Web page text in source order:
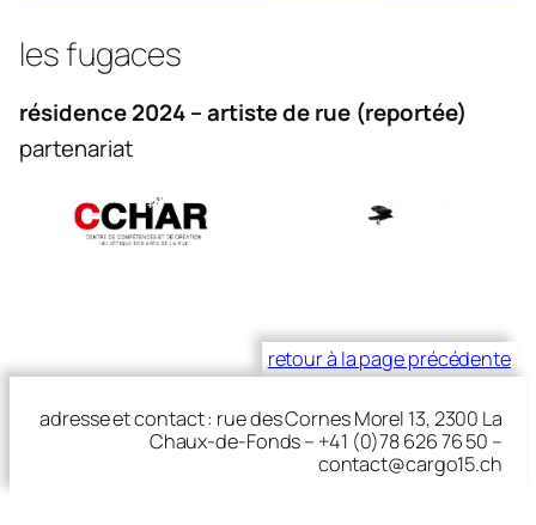
les fugaces
résidence 2024 – artiste de rue (reportée)
partenariat
retour à la page précédente
adresse et contact : rue des Cornes Morel 13, 2300 La
Chaux-de-Fonds – +41 (0)78 626 76 50 –
contact@cargo15.ch